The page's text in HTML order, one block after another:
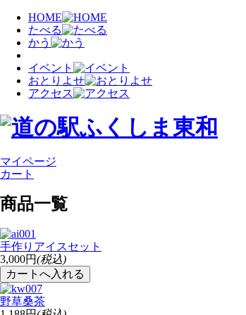
HOME
たべる
かう
イベント
おとりよせ
アクセス
マイページ
カート
商品一覧
手作りアイスセット
3,000円(税込)
野草桑茶